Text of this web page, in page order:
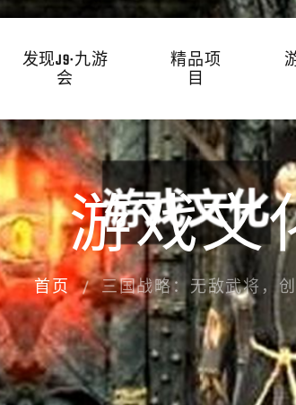
发现J9·九游
会
精品项
目
游戏文
首页 三国战略：无敌武将，